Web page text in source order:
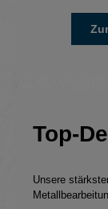
Top-
Unsere